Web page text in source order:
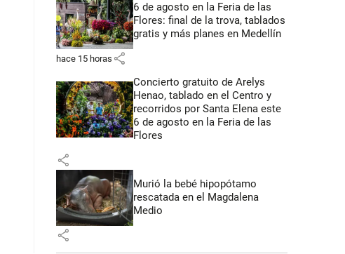
6 de agosto en la Feria de las
Flores: final de la trova, tablados
gratis y más planes en Medellín
hace 15 horas share
Concierto gratuito de Arelys
Henao, tablado en el Centro y
recorridos por Santa Elena este
6 de agosto en la Feria de las
Flores
share
Murió la bebé hipopótamo
rescatada en el Magdalena
Medio
share